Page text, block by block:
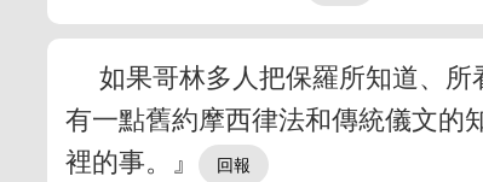
如果哥林多人把保羅所知道、
有一點舊約摩西律法和傳統儀文的
裡的事。』